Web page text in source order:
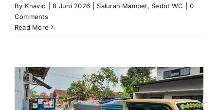
By Khavid 8 Juni 2026 Saluran Mampet,Sedot WC
0
Comments
Read More